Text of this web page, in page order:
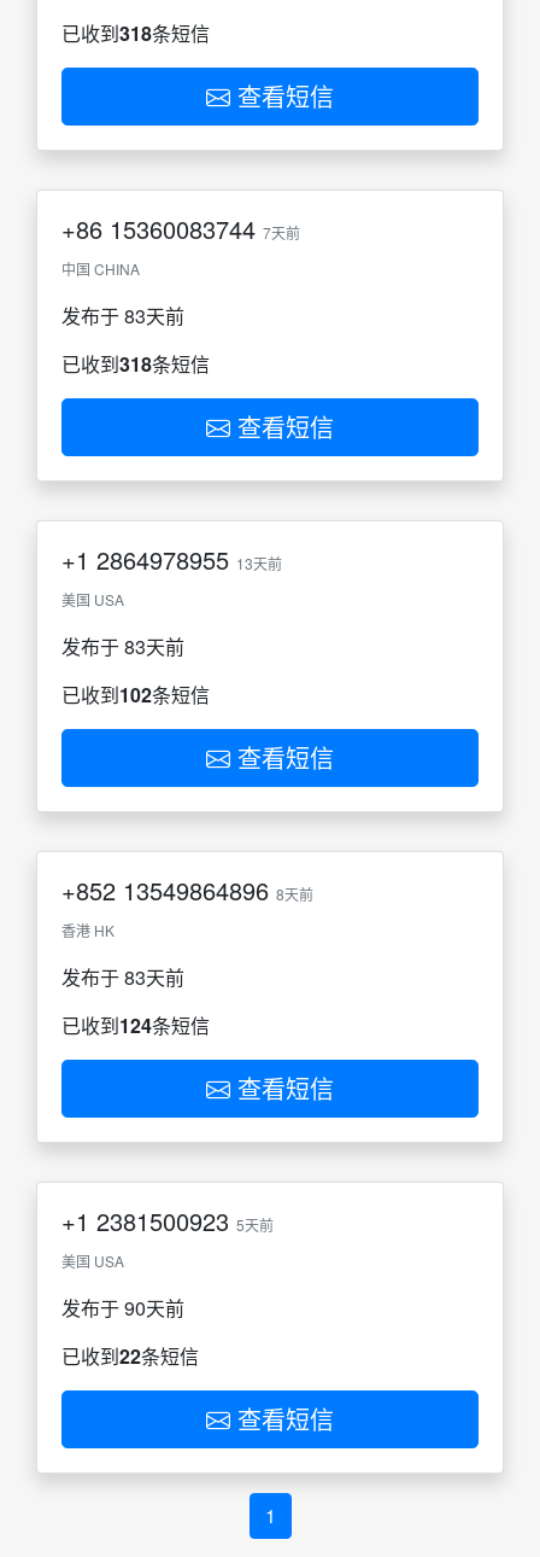
已收到318条短信
查看短信
+86 15360083744 7天前
中国 CHINA
发布于 83天前
已收到318条短信
查看短信
+1 2864978955 13天前
美国 USA
发布于 83天前
已收到102条短信
查看短信
+852 13549864896 8天前
香港 HK
发布于 83天前
已收到124条短信
查看短信
+1 2381500923 5天前
美国 USA
发布于 90天前
已收到22条短信
查看短信
1